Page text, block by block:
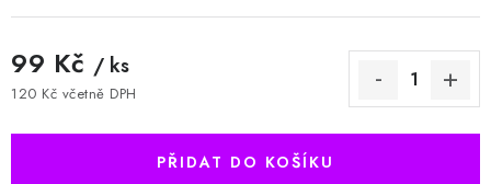
99 Kč / ks
120 Kč včetně DPH
PŘIDAT DO KOŠÍKU